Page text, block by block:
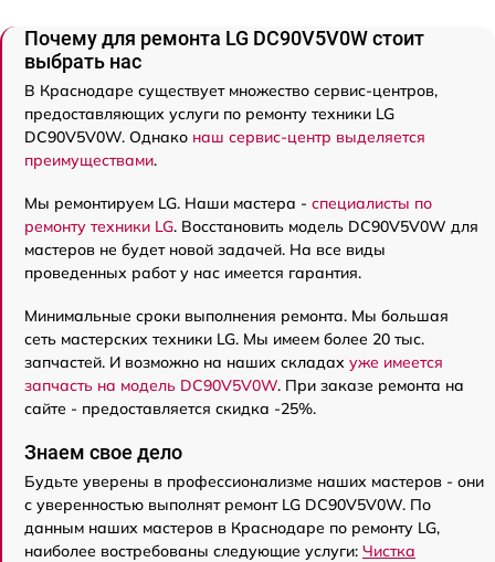
Почему для ремонта LG DC90V5V0W стоит
выбрать нас
В Краснодаре существует множество сервис-центров,
предоставляющих услуги по ремонту техники LG
DC90V5V0W. Однако наш сервис-центр выделяется
преимуществами.
Мы ремонтируем LG. Наши мастера - специалисты по
ремонту техники LG. Восстановить модель DC90V5V0W для
мастеров не будет новой задачей. На все виды
проведенных работ у нас имеется гарантия.
Минимальные сроки выполнения ремонта. Мы большая
сеть мастерских техники LG. Мы имеем более 20 тыс.
запчастей. И возможно на наших складах уже имеется
запчасть на модель DC90V5V0W. При заказе ремонта на
сайте - предоставляется скидка -25%.
Знаем свое дело
Будьте уверены в профессионализме наших мастеров - они
с уверенностью выполнят ремонт LG DC90V5V0W. По
данным наших мастеров в Краснодаре по ремонту LG,
наиболее востребованы следующие услуги: Чистка